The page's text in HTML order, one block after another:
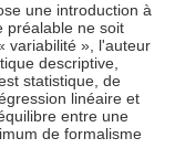
une introduction à
préalable ne soit
variabilité », l'auteur
descriptive,
statistique, de
linéaire et
entre une
de formalisme